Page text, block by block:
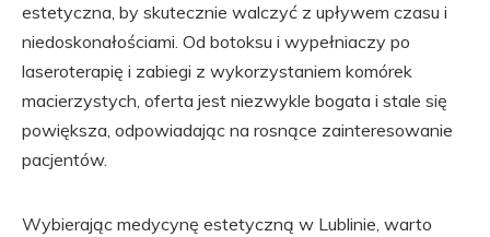
estetyczna, by skutecznie walczyć z upływem czasu i
niedoskonałościami. Od botoksu i wypełniaczy po
laseroterapię i zabiegi z wykorzystaniem komórek
macierzystych, oferta jest niezwykle bogata i stale się
powiększa, odpowiadając na rosnące zainteresowanie
pacjentów.
Wybierając medycynę estetyczną w Lublinie, warto